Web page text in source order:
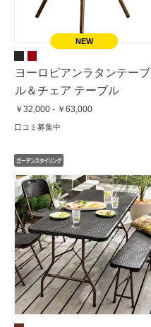
ヨーロピアンラタンテーブ
ル＆チェア テーブル
￥32,000 - ￥63,000
口コミ募集中